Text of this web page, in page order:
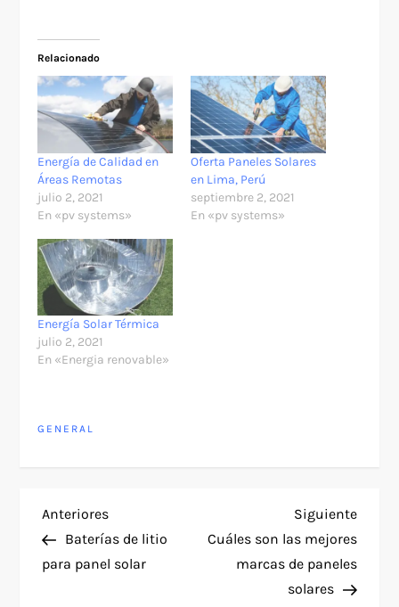
Relacionado
Energía de Calidad en
Áreas Remotas
julio 2, 2021
En «pv systems»
Oferta Paneles Solares
en Lima, Perú
septiembre 2, 2021
En «pv systems»
Energía Solar Térmica
julio 2, 2021
En «Energia renovable»
GENERAL
N
a
Entrada
anterior
Anteriores
Baterías de litio
para panel solar
Siguiente
Cuáles son las mejores
marcas de paneles
solares